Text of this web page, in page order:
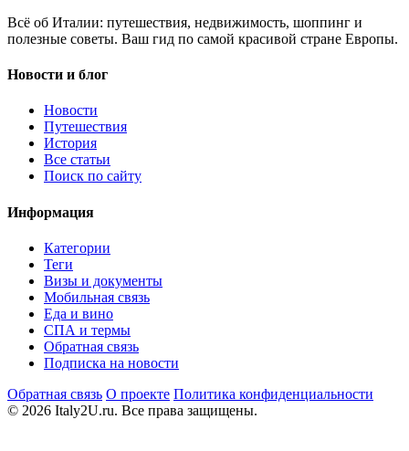
Всё об Италии: путешествия, недвижимость, шоппинг и
полезные советы. Ваш гид по самой красивой стране Европы.
Новости и блог
Новости
Путешествия
История
Все статьи
Поиск по сайту
Информация
Категории
Теги
Визы и документы
Мобильная связь
Еда и вино
СПА и термы
Обратная связь
Подписка на новости
Обратная связь О проекте Политика конфиденциальности
© 2026 Italy2U.ru. Все права защищены.